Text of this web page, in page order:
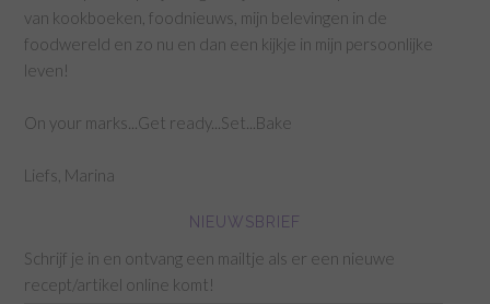
van kookboeken, foodnieuws, mijn belevingen in de
foodwereld en zo nu en dan een kijkje in mijn persoonlijke
leven!
On your marks...Get ready...Set...Bake
Liefs, Marina
NIEUWSBRIEF
Schrijf je in en ontvang een mailtje als er een nieuwe
recept/artikel online komt!